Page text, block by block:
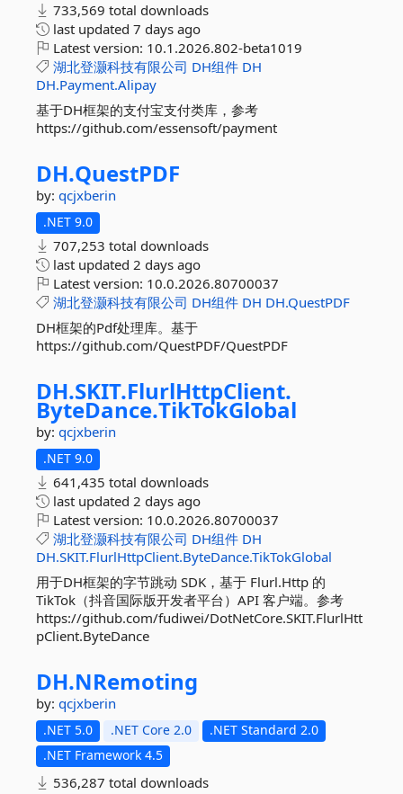
733,569 total downloads
last updated 7 days ago
Latest version: 10.1.2026.802-beta1019
湖北登灏科技有限公司 DH组件 DH
DH.Payment.Alipay
基于DH框架的支付宝支付类库，参考
https://github.com/essensoft/payment
DH.QuestPDF
by: qcjxberin
.NET 9.0
707,253 total downloads
last updated 2 days ago
Latest version: 10.0.2026.80700037
湖北登灏科技有限公司 DH组件 DH DH.QuestPDF
DH框架的Pdf处理库。基于
https://github.com/QuestPDF/QuestPDF
DH.SKIT.FlurlHttpClient.
ByteDance.TikTokGlobal
by: qcjxberin
.NET 9.0
641,435 total downloads
last updated 2 days ago
Latest version: 10.0.2026.80700037
湖北登灏科技有限公司 DH组件 DH
DH.SKIT.FlurlHttpClient.ByteDance.TikTokGlobal
用于DH框架的字节跳动 SDK，基于 Flurl.Http 的
TikTok（抖音国际版开发者平台）API 客户端。参考
https://github.com/fudiwei/DotNetCore.SKIT.FlurlHtt
pClient.ByteDance
DH.NRemoting
by: qcjxberin
.NET 5.0 .NET Core 2.0
.NET Standard 2.0
.NET Framework 4.5
536,287 total downloads